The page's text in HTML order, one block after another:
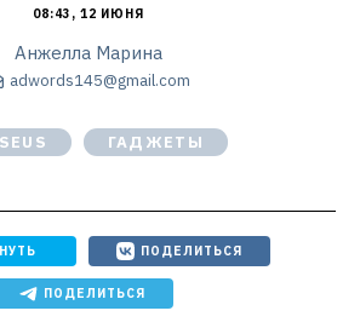
08:43, 12 ИЮНЯ
Анжелла Марина
adwords145@gmail.com
ГАДЖЕТЫ
ПОДЕЛИТЬСЯ
ПОДЕЛИТЬСЯ